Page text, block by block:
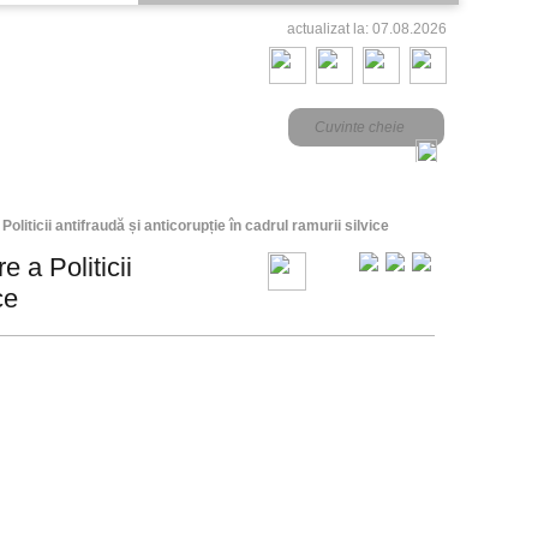
actualizat la: 07.08.2026
antifraudă și anticorupție în cadrul ramurii silvice
a Politicii